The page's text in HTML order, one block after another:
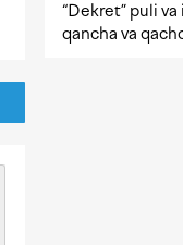
“Dekret” puli
qancha va